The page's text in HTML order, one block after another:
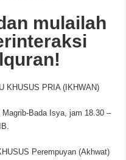
mulailah
KHUSUS PRIA (IKHWAN)
Bada Isya, jam 18.30 –
Perempuyan (Akhwat)